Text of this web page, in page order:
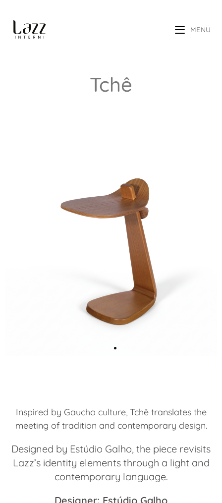
MENU
Tchê
Inspired by Gaucho culture, Tchê translates the
meeting of tradition and contemporary design.
Designed by Estúdio Galho, the piece revisits
Lazz’s identity elements through a light and
contemporary language.
Designer: Estúdio Galho